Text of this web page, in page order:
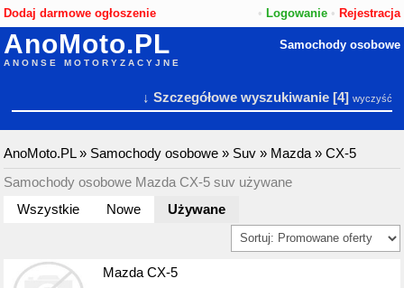
Dodaj darmowe ogłoszenie • Logowanie• Rejestracja
AnoMoto.PL
ANONSE MOTORYZACYJNE
Samochody osobowe
↓ Szczegółowe wyszukiwanie[4] wyczyść
AnoMoto.PL» Samochody osobowe » Suv » Mazda »CX-5
Samochody osobowe Mazda CX-5 suv używane
Wszystkie
Nowe Używane
Mazda CX-5